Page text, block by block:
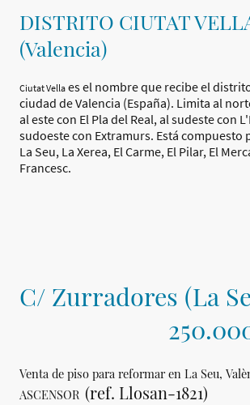
DISTRITO CIUTAT
(Valencia)
Ciutat Vella es el nombre que recibe el
ciudad de Valencia (España). Limita al
al este con El Pla del Real, al sudeste con
sudoeste con Extramurs. Está compuesto
La Seu, La Xerea, El Carme, El Pilar, El
Francesc.
C/ Zurradores
Venta de piso para reformar en La Seu,
ASCENSOR (ref. Llosan-1821)